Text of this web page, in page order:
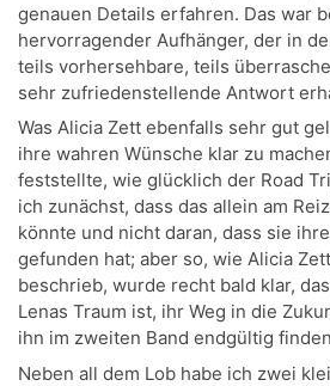
genauen Details erfahren. Das war
hervorragender Aufhänger, der in
teils vorhersehbare, teils
sehr zufriedenstellende Antwort
Was Alicia Zett ebenfalls sehr gut
ihre wahren Wünsche klar zu
feststellte, wie glücklich der Road
ich zunächst, dass das allein am
könnte und nicht daran, dass sie
gefunden hat; aber so, wie Alicia
beschrieb, wurde recht bald klar,
Lenas Traum ist, ihr Weg in die
ihn im zweiten Band endgültig
Neben all dem Lob habe ich zwei